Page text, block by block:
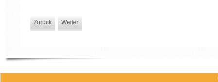
Zurück Weiter